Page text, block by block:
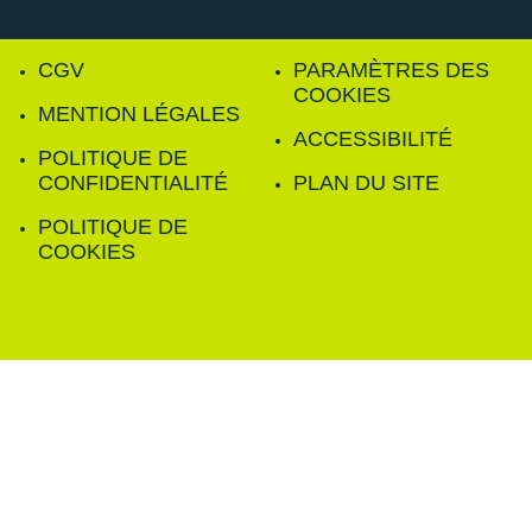
CGV
MENTION LÉGALES
POLITIQUE DE
CONFIDENTIALITÉ
POLITIQUE DE
COOKIES
PARAMÈTRES DES
COOKIES
ACCESSIBILITÉ
PLAN DU SITE